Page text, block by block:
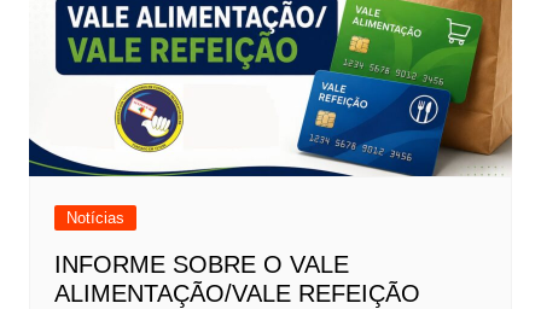
Notícias
INFORME SOBRE O VALE
ALIMENTAÇÃO/VALE REFEIÇÃO